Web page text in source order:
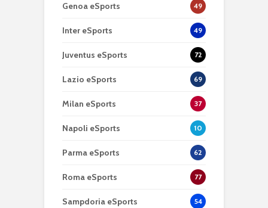
Genoa eSports 49
Inter eSports 49
Juventus eSports 72
Lazio eSports 69
Milan eSports 37
Napoli eSports 10
Parma eSports 62
Roma eSports 77
Sampdoria eSports 54